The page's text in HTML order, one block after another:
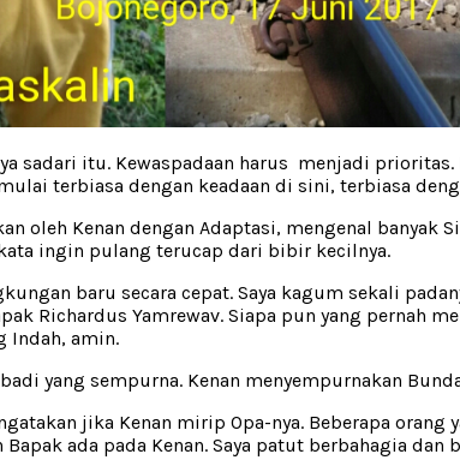
sadari itu. Kewaspadaan harus menjadi
terbiasa dengan keadaan di sini, terbiasa
oleh Kenan dengan Adaptasi, mengenal banyak
ingin pulang terucap dari bibir kecilnya.
baru secara cepat. Saya kagum sekali
Richardus Yamrewav. Siapa pun yang pernah
Indah, amin.
yang sempurna. Kenan menyempurnakan
jika Kenan mirip Opa-nya. Beberapa
ada pada Kenan. Saya patut berbahagia dan